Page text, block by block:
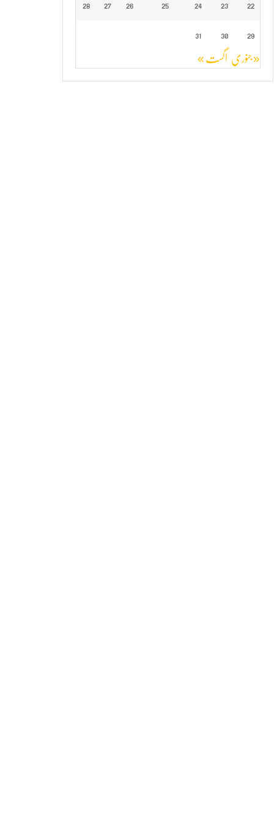
22
23
24
25
26
27
28
29
30
31
« جنوری اگست »